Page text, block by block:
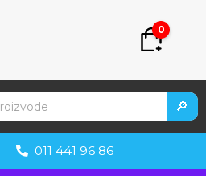
0
🔎
011 441 96 86